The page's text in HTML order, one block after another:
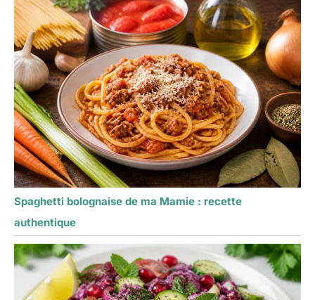
Spaghetti bolognaise de ma Mamie : recette
authentique